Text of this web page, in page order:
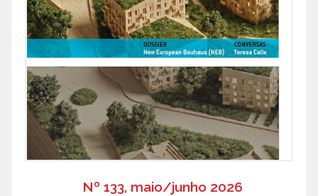
Nº 133, maio/junho 2026